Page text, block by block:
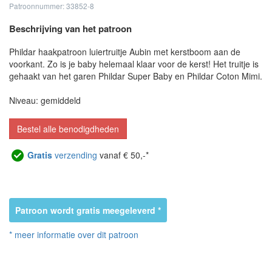
Patroonnummer: 33852-8
Beschrijving van het patroon
Phildar haakpatroon luiertruitje Aubin met kerstboom aan de
voorkant. Zo is je baby helemaal klaar voor de kerst! Het truitje is
gehaakt van het garen Phildar Super Baby en Phildar Coton Mimi.
Niveau: gemiddeld
Bestel alle benodigdheden
Gratis verzending vanaf € 50,-*
Patroon wordt gratis meegeleverd *
* meer informatie over dit patroon